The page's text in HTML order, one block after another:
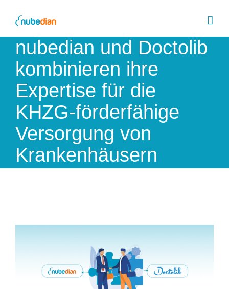
nubedian und Doctolib
kombinieren ihre
Expertise für die
KHZG-förderfähige
Versorgung von
Krankenhäusern